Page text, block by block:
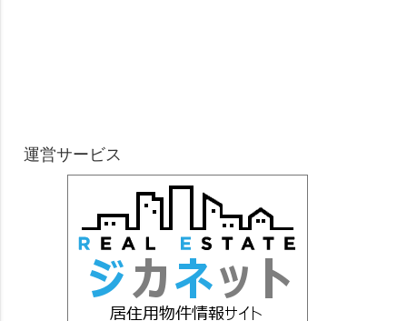
運営サービス